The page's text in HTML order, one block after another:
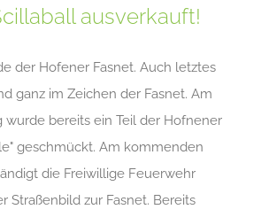
ausverkauft!
der Hofener Fasnet. Auch letztes
ganz im Zeichen der Fasnet. Am
wurde bereits ein Teil der Hofnener
geschmückt. Am kommenden
die Freiwillige Feuerwehr
Straßenbild zur Fasnet. Bereits